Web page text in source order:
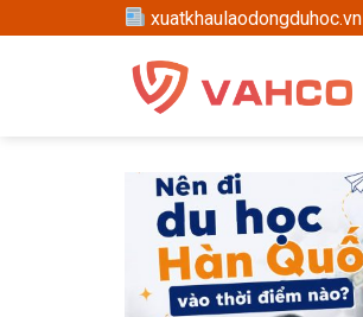
xuatkhaulaodongduhoc.vn